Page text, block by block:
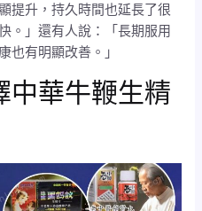
提升，持久時間也延長了很
。」還有人說：「長期服用
也有明顯改善。」
中華牛鞭生精